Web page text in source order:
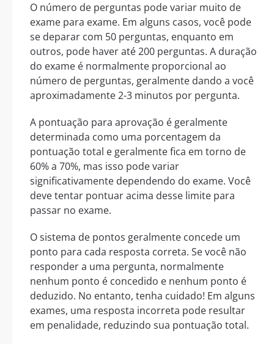
O número de perguntas pode variar muito de
exame para exame. Em alguns casos, você pode
se deparar com 50 perguntas, enquanto em
outros, pode haver até 200 perguntas. A duração
do exame é normalmente proporcional ao
número de perguntas, geralmente dando a você
aproximadamente 2-3 minutos por pergunta.
A pontuação para aprovação é geralmente
determinada como uma porcentagem da
pontuação total e geralmente fica em torno de
60% a 70%, mas isso pode variar
significativamente dependendo do exame. Você
deve tentar pontuar acima desse limite para
passar no exame.
O sistema de pontos geralmente concede um
ponto para cada resposta correta. Se você não
responder a uma pergunta, normalmente
nenhum ponto é concedido e nenhum ponto é
deduzido. No entanto, tenha cuidado! Em alguns
exames, uma resposta incorreta pode resultar
em penalidade, reduzindo sua pontuação total.